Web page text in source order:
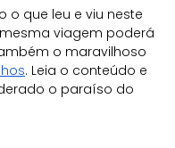
o que leu e viu neste
viagem poderá
o maravilhoso
. Leia o conteúdo e
o paraíso do